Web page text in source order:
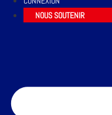
NOUS SOUTENIR